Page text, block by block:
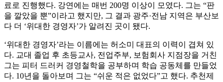
료로 진행했다. 강연에는 매번 200명 이상이 모였다. 그는 “판
을 깔았을 뿐”이라고 했지만, 그 결과 광주·전남 지역은 부산보
다 더 ‘위대한 경영자’가 알려진 곳이 됐다.
‘위대한 경영자’라는 이름에는 허소미 대표의 이력이 겹쳐 있
다. 교대 졸업 후 초등교사, 전업주부, 보험회사 지점장을 거친
그는 피터 드러커 경영철학을 공부하며 학습 공동체를 만들었
다. 10년을 돌아보며 그는 “쉬운 적은 없었다”고 했다. 추천제